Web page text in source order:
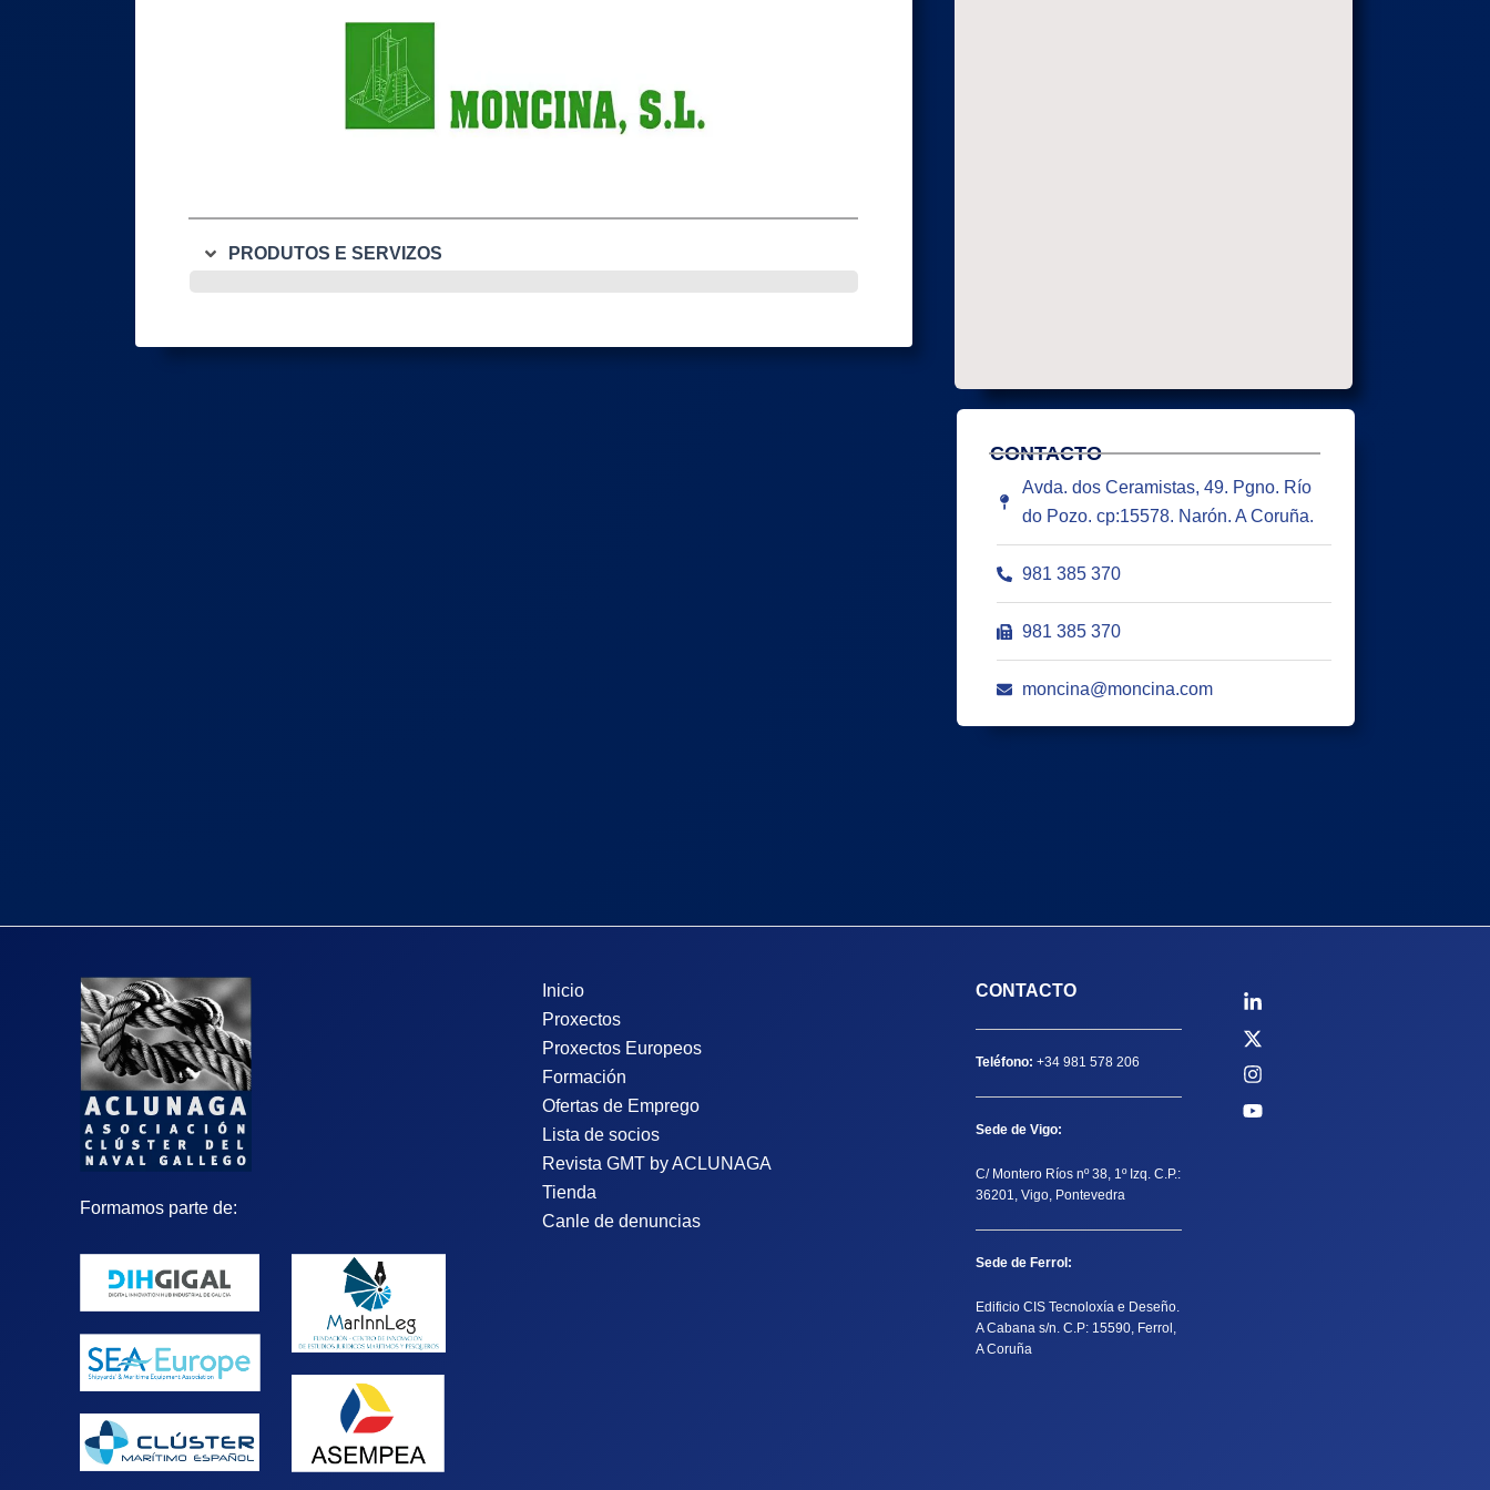
PRODUTOS E SERVIZOS
CONTACTO
Avda. dos Ceramistas, 49. Pgno. Río
do Pozo. cp:15578. Narón. A Coruña.
981 385 370
981 385 370
moncina@moncina.com
Formamos parte de:
Inicio
Proxectos
Proxectos Europeos
Formación
Ofertas de Emprego
Lista de socios
Revista GMT by ACLUNAGA
Tienda
Canle de denuncias
CONTACTO
Teléfono: +34 981 578 206
Sede de Vigo:
C/ Montero Ríos nº 38, 1º Izq. C.P.:
36201, Vigo, Pontevedra
Sede de Ferrol:
Edificio CIS Tecnoloxía e Deseño.
A Cabana s/n. C.P: 15590, Ferrol,
A Coruña